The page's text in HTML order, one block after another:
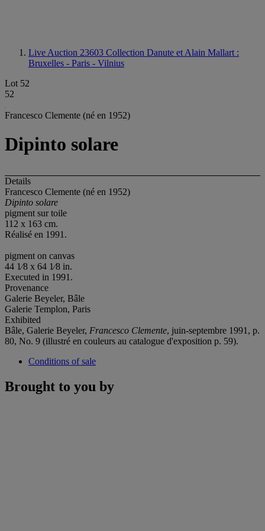
Live Auction 23603 Collection Danute et Alain Mallart :
Bruxelles - Paris - Vilnius
Lot 52
52
Francesco Clemente (né en 1952)
Dipinto solare
Details
Francesco Clemente (né en 1952)
Dipinto solare
pigment sur toile
112 x 163 cm.
Réalisé en 1991.
pigment on canvas
44 1⁄8 x 64 1⁄8 in.
Executed in 1991.
Provenance
Galerie Beyeler, Bâle
Galerie Templon, Paris
Exhibited
Bâle, Galerie Beyeler, Francesco Clemente, juin-septembre 1991, p.
80, No. 9 (illustré en couleurs au catalogue d'exposition p. 59).
Conditions of sale
Brought to you by